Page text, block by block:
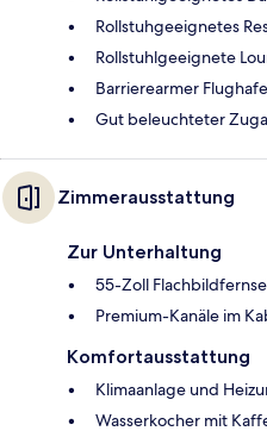
Rollstuhgeeignetes
Rollstuhlgeeignete
Barrierearmer
Gut beleuchteter
Zimmerausstattung
Zur Unterhaltung
55-Zoll
Premium-Kanäle im
Komfortausstattung
Klimaanlage und
Wasserkocher mit